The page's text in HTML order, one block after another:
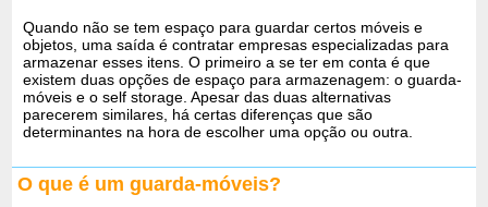
Quando não se tem espaço para guardar certos móveis e
objetos, uma saída é contratar empresas especializadas para
armazenar esses itens. O primeiro a se ter em conta é que
existem duas opções de espaço para armazenagem: o guarda-
móveis e o self storage. Apesar das duas alternativas
parecerem similares, há certas diferenças que são
determinantes na hora de escolher uma opção ou outra.
O que é um guarda-móveis?